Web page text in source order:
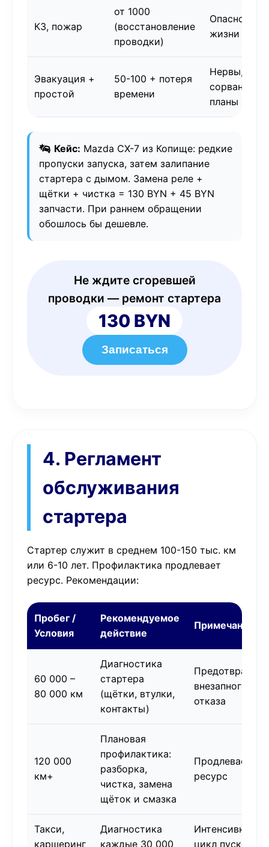
КЗ, пожар
от 1000
(восстановление
проводки)
Опасно для
жизни
Эвакуация +
простой
50-100 + потеря
времени
Нервы,
сорванные
планы
Кейс: Mazda CX-7 из Копище: редкие
пропуски запуска, затем залипание
стартера с дымом. Замена реле +
щётки + чистка = 130 BYN + 45 BYN
запчасти. При раннем обращении
обошлось бы дешевле.
Не ждите сгоревшей
проводки — ремонт стартера
130 BYN
Записаться
4. Регламент
обслуживания
стартера
Стартер служит в среднем 100-150 тыс. км
или 6-10 лет. Профилактика продлевает
ресурс. Рекомендации:
Пробег /
Условия
Рекомендуемое
действие
Примечание
60 000 –
80 000 км
Диагностика
стартера
(щётки, втулки,
контакты)
внезапного
отказа
120 000
км+
Плановая
профилактика:
разборка,
чистка, замена
щёток и смазка
Продлевает
ресурс
Такси,
каршеринг
Диагностика
каждые 30 000
Интенсивный
цикл пусков